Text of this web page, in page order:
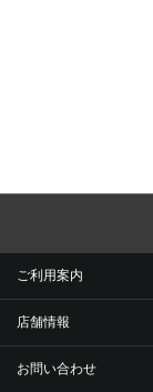
ご利用案内
店舗情報
お問い合わせ